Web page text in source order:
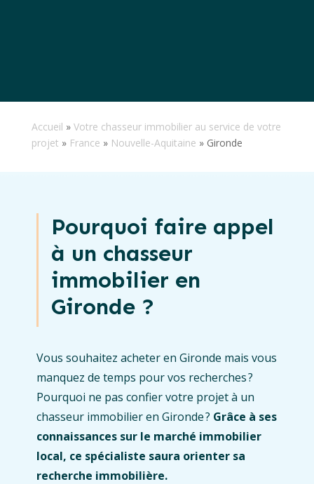
Accueil » Votre chasseur immobilier au service de votre
projet » France » Nouvelle-Aquitaine » Gironde
Pourquoi faire appel
à un chasseur
immobilier en
Gironde ?
Vous souhaitez acheter en Gironde mais vous
manquez de temps pour vos recherches ?
Pourquoi ne pas confier votre projet à un
chasseur immobilier en Gironde ? Grâce à ses
connaissances sur le marché immobilier
local, ce spécialiste saura orienter sa
recherche immobilière.